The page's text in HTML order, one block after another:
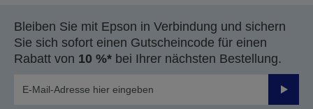
Bleiben Sie mit Epson in Verbindung und sichern
Sie sich sofort einen Gutscheincode für einen
Rabatt von 10 %* bei Ihrer nächsten Bestellung.